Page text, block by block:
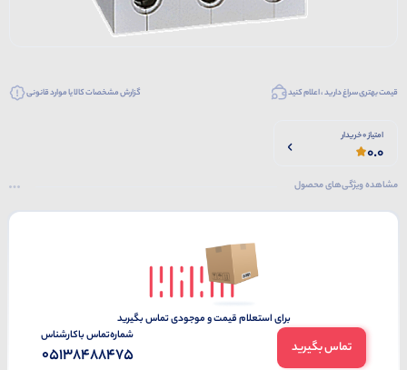
قیمت بهتری سراغ دارید ، اعلام کنید گزارش مشخصات کالا یا موارد قانونی
امتیاز 0 خریدار
0.0
مشاهده ویژگی‌های محصول
برای استعلام قیمت و موجودی تماس بگیرید
تماس بگیرید
شماره‌تماس‌ با‌کارشناس
05138488475